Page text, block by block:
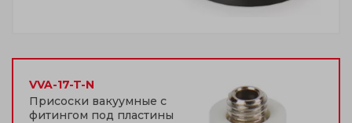
VVA-17-T-N
Присоски вакуумные с
фитингом под пластины